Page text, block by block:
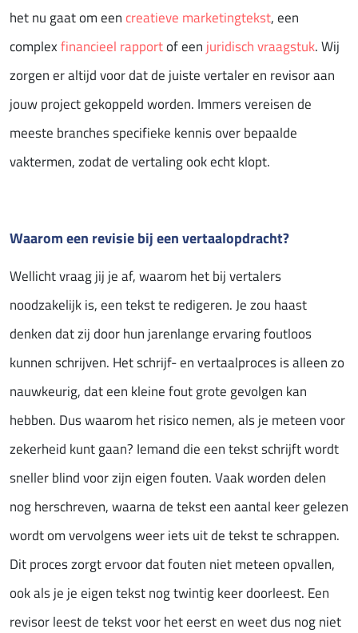
het nu gaat om een creatieve marketingtekst, een
complexfinancieel rapportof een juridisch vraagstuk. Wij
zorgen er altijd voor dat de juiste vertaler en revisor aan
jouw project gekoppeld worden. Immers vereisen de
meeste branches specifieke kennis over bepaalde
vaktermen, zodat de vertaling ook echt klopt.
Waarom een revisie bij een vertaalopdracht?
Wellicht vraag jij je af, waarom het bij vertalers
noodzakelijk is, een tekst te redigeren. Je zou haast
denken dat zij door hun jarenlange ervaring foutloos
kunnen schrijven. Het schrijf- en vertaalproces is alleen zo
nauwkeurig, dat een kleine fout grote gevolgen kan
hebben. Dus waarom het risico nemen, als je meteen voor
zekerheid kunt gaan? Iemand die een tekst schrijft wordt
sneller blind voor zijn eigen fouten. Vaak worden delen
nog herschreven, waarna de tekst een aantal keer gelezen
wordt om vervolgens weer iets uit de tekst te schrappen.
Dit proces zorgt ervoor dat fouten niet meteen opvallen,
ook als je je eigen tekst nog twintig keer doorleest. Een
revisor leest de tekst voor het eerst en weet dus nog niet